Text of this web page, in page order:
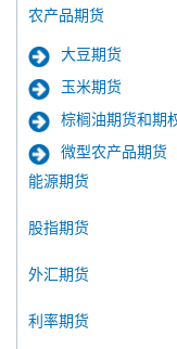
农产品期货
大豆期货
玉米期货
棕榈油期货和期
微型农产品期货
能源期货
股指期货
外汇期货
利率期货